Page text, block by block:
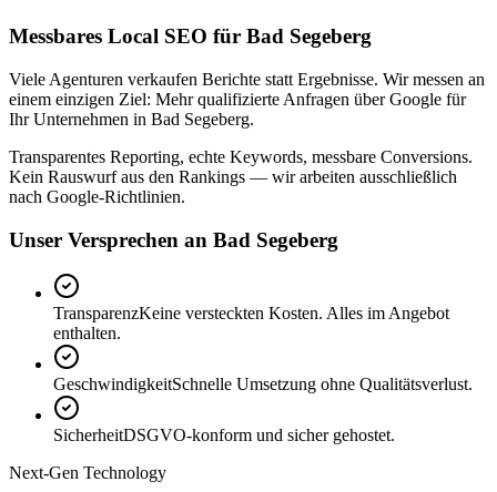
Messbares Local SEO für Bad Segeberg
Viele Agenturen verkaufen Berichte statt Ergebnisse. Wir messen an
einem einzigen Ziel: Mehr qualifizierte Anfragen über Google für
Ihr Unternehmen in Bad Segeberg.
Transparentes Reporting, echte Keywords, messbare Conversions.
Kein Rauswurf aus den Rankings — wir arbeiten ausschließlich
nach Google-Richtlinien.
Unser Versprechen an Bad Segeberg
TransparenzKeine versteckten Kosten. Alles im Angebot
enthalten.
GeschwindigkeitSchnelle Umsetzung ohne Qualitätsverlust.
SicherheitDSGVO-konform und sicher gehostet.
Next-Gen Technology